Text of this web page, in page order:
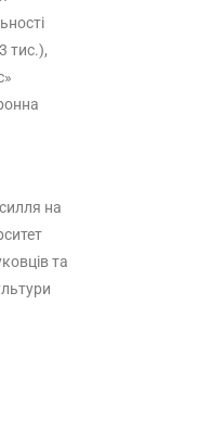
тис.),
на
та